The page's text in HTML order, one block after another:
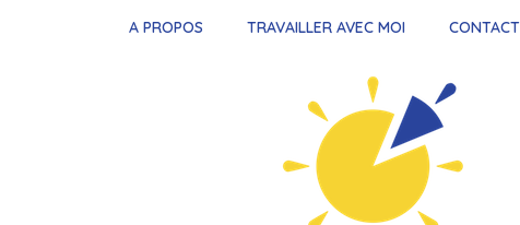
A PROPOS TRAVAILLER AVEC MOI CONTACT